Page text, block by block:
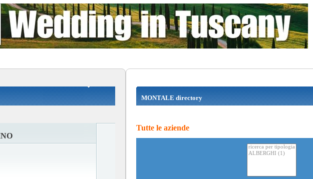
MONTALE directory
Tutte le aziende